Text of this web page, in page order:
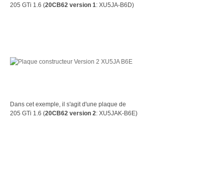
205 GTi 1.6 (20CB62 version 1: XU5JA-B6D)
Dans cet exemple, il s'agit d'une plaque de
205 GTi 1.6 (20CB62 version 2: XU5JAK-B6E)